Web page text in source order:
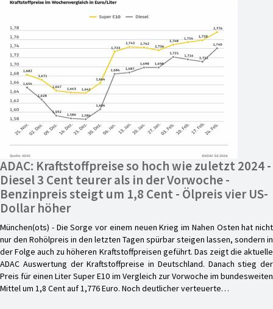
ADAC: Kraftstoffpreise so hoch wie zuletzt 2024 -
Diesel 3 Cent teurer als in der Vorwoche -
Benzinpreis steigt um 1,8 Cent - Ölpreis vier US-
Dollar höher
München(ots) - Die Sorge vor einem neuen Krieg im Nahen Osten hat nicht
nur den Rohölpreis in den letzten Tagen spürbar steigen lassen, sondern in
der Folge auch zu höheren Kraftstoffpreisen geführt. Das zeigt die aktuelle
ADAC Auswertung der Kraftstoffpreise in Deutschland. Danach stieg der
Preis für einen Liter Super E10 im Vergleich zur Vorwoche im bundesweiten
Mittel um 1,8 Cent auf 1,776 Euro. Noch deutlicher verteuerte…